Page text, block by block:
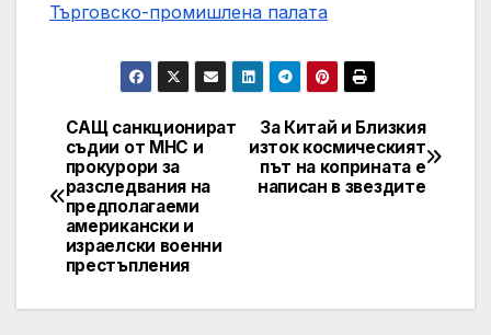
Търговско-промишлена палaта
Post
navigation
За Китай и Близкия
изток космическият
път на коприната е
написан в звездите
САЩ санкционират
съдии от МНС и
прокурори за
разследвания на
предполагаеми
американски и
израелски военни
престъпления